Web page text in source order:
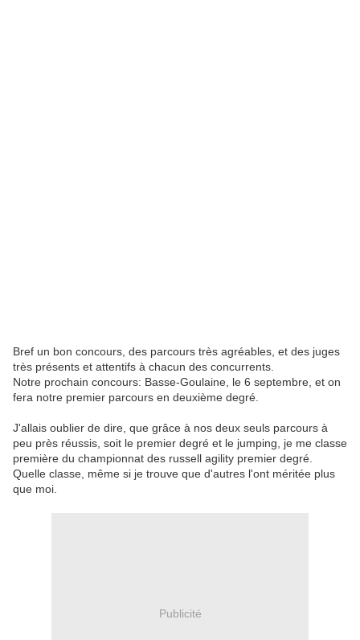
Bref un bon concours, des parcours très agréables, et des juges
très présents et attentifs à chacun des concurrents.
Notre prochain concours: Basse-Goulaine, le 6 septembre, et on
fera notre premier parcours en deuxième degré.
J'allais oublier de dire, que grâce à nos deux seuls parcours à
peu près réussis, soit le premier degré et le jumping, je me classe
première du championnat des russell agility premier degré.
Quelle classe, même si je trouve que d'autres l'ont méritée plus
que moi.
Publicité